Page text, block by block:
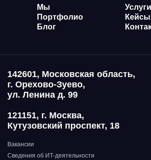
Мы
Услуги
Портфолио
Кейсы
Блог
142601, Московская область,
г. Орехово-Зуево,
ул. Ленина д. 99
121151, г. Москва,
Кутузовский проспект, 18
Вакансии
Сведения об ИТ-деятельности